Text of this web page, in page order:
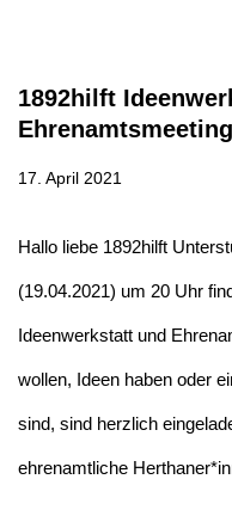
1892hilft
17. April 2021
Hallo liebe 1892hilft
(19.04.2021) um 20 Uhr
Ideenwerkstatt und
wollen, Ideen haben oder
sind, sind herzlich
ehrenamtliche